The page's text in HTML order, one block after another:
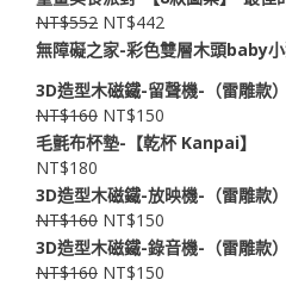
NT$552 NT$442
無障礙之家-彩色雙層木頭baby
3D造型木磁鐵-留聲機-（雷雕款）
NT$160 NT$150
毛氈布杯墊-【乾杯 Kanpai】
NT$180
3D造型木磁鐵-放映機-（雷雕款）
NT$160 NT$150
3D造型木磁鐵-錄音機-（雷雕款）
NT$160 NT$150